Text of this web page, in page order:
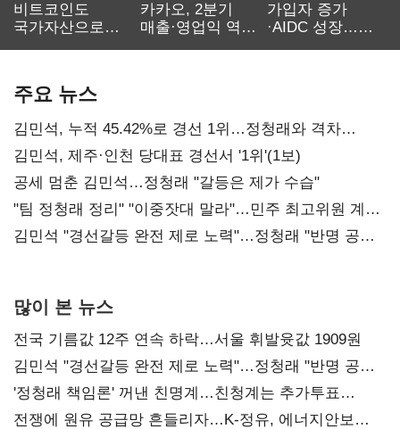
비트코인도
국가자산으로…'
카카오, 2분기
매출·영업익 역대
가입자 증가
·AIDC 성장…
주요 뉴스
김민석, 누적 45.42%로 경선 1위…정청래와 격차
0.86%p(2보)
김민석, 제주·인천 당대표 경선서 '1위'(1보)
공세 멈춘 김민석…정청래 "갈등은 제가 수습"
"팀 정청래 정리" "이중잣대 말라"…민주 최고위원 계파
다툼 격화
김민석 "경선갈등 완전 제로 노력"…정청래 "반명 공세
많이 본 뉴스
전국 기름값 12주 연속 하락…서울 휘발윳값 1909원
김민석 "경선갈등 완전 제로 노력"…정청래 "반명 공세
사과부터"
'정청래 책임론' 꺼낸 친명계…친청계는 추가투표
때리기
전쟁에 원유 공급망 흔들리자…K-정유, 에너지안보